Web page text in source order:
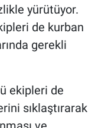
yürütüyor.
de kurban
gerekli
ekipleri de
sıklaştırarak